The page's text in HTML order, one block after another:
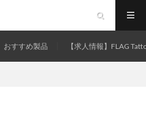
おすすめ製品 【求人情報】FLAG